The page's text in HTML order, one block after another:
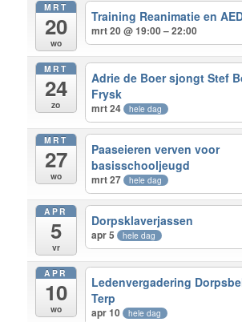
MRT
20
wo
Training Reanimatie en
mrt 20 @ 19:00 – 22:00
MRT
24
zo
Adrie de Boer sjongt Stef
Frysk
mrt 24 hele dag
MRT
27
wo
Paaseieren verven voor
basisschooljeugd
mrt 27 hele dag
APR
5
vr
Dorpsklaverjassen
apr 5 hele dag
APR
10
wo
Ledenvergadering
Terp
apr 10 hele dag